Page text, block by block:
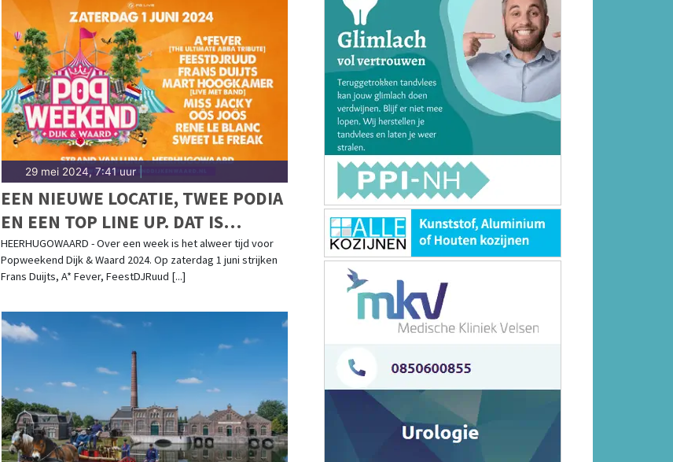
29 mei 2024, 7:41 uur|
EEN NIEUWE LOCATIE, TWEE PODIA
EN EEN TOP LINE UP. DAT IS
POPWEEKEND 2024!
HEERHUGOWAARD - Over een week is het alweer tijd voor
Popweekend Dijk & Waard 2024. Op zaterdag 1 juni strijken
Frans Duijts, A* Fever, FeestDJRuud [...]